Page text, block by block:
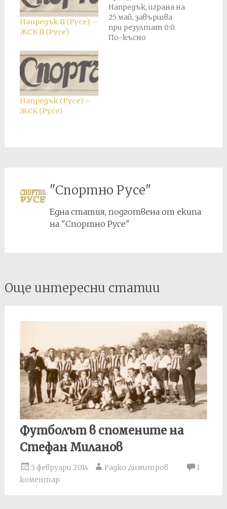
Напредък II (Русе) –
ЖСК II (Русе)
Напредък, играна на
25 май, завършва
при резултат 0:0.
По-късно
Напредък (Русе) –
ЖСК (Русе)
"Спортно Русе"
Една статия, подготвена от екипа
на "Спортно Русе"
Post
navigation
Още интересни статии
Футболът в спомените на
Стефан Миланов
5 февруари 2014 Радко Димитров
1
коментар